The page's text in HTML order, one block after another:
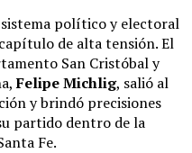
político y electoral
de alta tensión. El
San Cristóbal y
Felipe Michlig, salió al
y brindó precisiones
partido dentro de la
Fe.